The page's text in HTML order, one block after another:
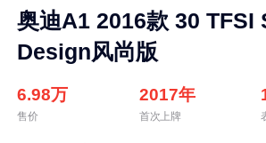
奥迪A1 2016款 30
Design风尚版
6.98万
售价
2017年
首次上牌